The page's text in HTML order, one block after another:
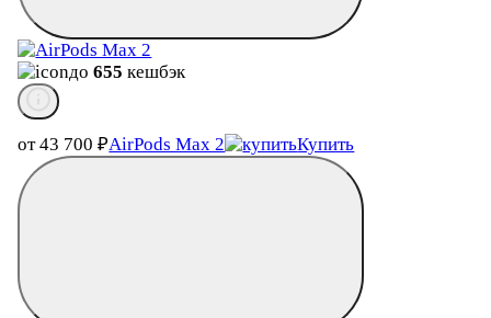
до655 кешбэк
от 43 700₽AirPods Max 2 Купить